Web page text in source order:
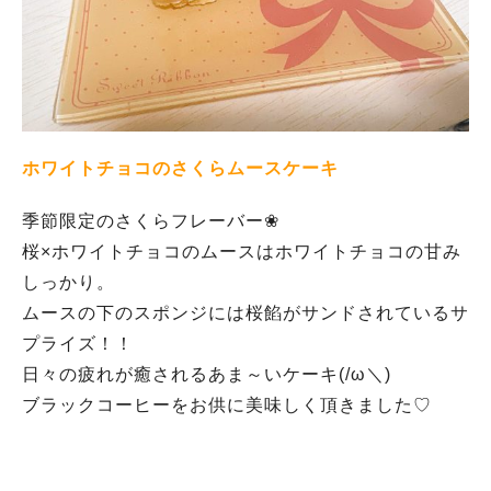
ホワイトチョコのさくらムースケーキ
季節限定のさくらフレーバー❀
桜×ホワイトチョコのムースはホワイトチョコの甘み
しっかり。
ムースの下のスポンジには桜餡がサンドされているサ
プライズ！！
日々の疲れが癒されるあま～いケーキ(/ω＼)
ブラックコーヒーをお供に美味しく頂きました♡